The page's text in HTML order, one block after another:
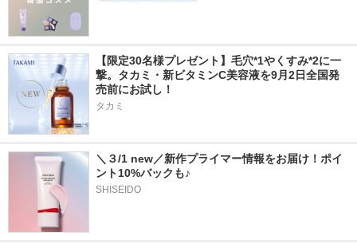
【限定30名様プレゼント】毛穴*1やくすみ*2に一
撃。タカミ・新ビタミンC美容液を9月2日全国発
売前にお試し！
タカミ
＼３/1 new／新作プライマー情報をお届け！ポイ
ント10%バックも♪
SHISEIDO